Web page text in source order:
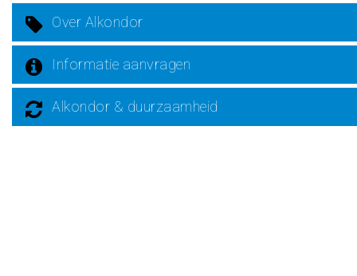
Over Alkondor
Informatie aanvragen
Alkondor & duurzaamheid